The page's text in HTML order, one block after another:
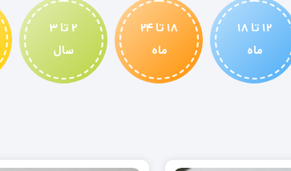
12 تا 18
ماه
18 تا 24
ماه
2 تا 3
سال